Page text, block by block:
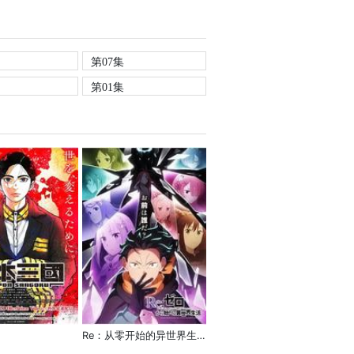
第07集
第01集
Re：从零开始的异世界生活 第四季 夺还篇